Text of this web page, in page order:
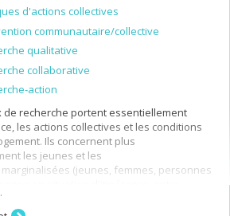
d'actions collectives
communautaire/collective
qualitative
collaborative
action
de recherche portent essentiellement
les actions collectives et les conditions
Ils concernent plus
les jeunes et les
(jeunes, femmes, personnes
méthodologies de recherche qualitatives et
sont celles avec lesquelles je suis le plus